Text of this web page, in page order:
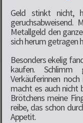
Geld stinkt nicht,
Metallgeld den
sich herum getragen
Besonders ekelig
kaufen.
Verkäuferinnen
macht es auch nicht
Brötchens meine
reibe, das schon
Appetit.